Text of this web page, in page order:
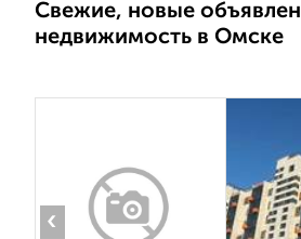
Свежие, новые
недвижимость в Омске
‹